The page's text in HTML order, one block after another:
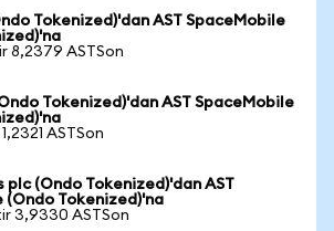
Tokenized)'dan AST SpaceMobile
8,2379 ASTSon
Tokenized)'dan AST SpaceMobile
ASTSon
plc (Ondo Tokenized)'dan AST
(Ondo Tokenized)'na
3,9330 ASTSon